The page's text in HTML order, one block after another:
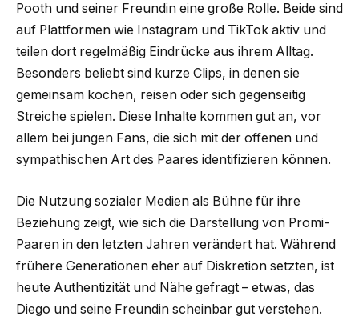
Pooth und seiner Freundin eine große Rolle. Beide sind
auf Plattformen wie Instagram und TikTok aktiv und
teilen dort regelmäßig Eindrücke aus ihrem Alltag.
Besonders beliebt sind kurze Clips, in denen sie
gemeinsam kochen, reisen oder sich gegenseitig
Streiche spielen. Diese Inhalte kommen gut an, vor
allem bei jungen Fans, die sich mit der offenen und
sympathischen Art des Paares identifizieren können.
Die Nutzung sozialer Medien als Bühne für ihre
Beziehung zeigt, wie sich die Darstellung von Promi-
Paaren in den letzten Jahren verändert hat. Während
frühere Generationen eher auf Diskretion setzten, ist
heute Authentizität und Nähe gefragt – etwas, das
Diego und seine Freundin scheinbar gut verstehen.